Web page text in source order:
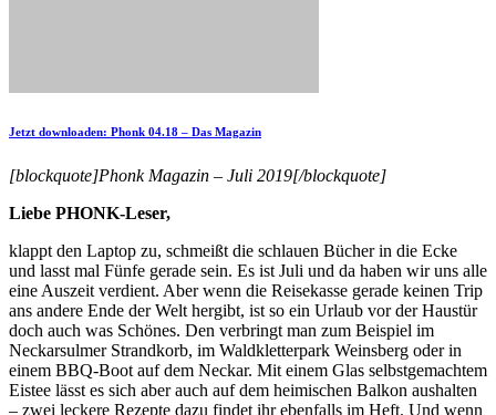
Jetzt downloaden: Phonk 04.18 – Das Magazin
[blockquote]Phonk Magazin – Juli 2019[/blockquote]
Liebe PHONK-Leser,
klappt den Laptop zu, schmeißt die schlauen Bücher in die Ecke
und lasst mal Fünfe gerade sein. Es ist Juli und da haben wir uns alle
eine Auszeit verdient. Aber wenn die Reisekasse gerade keinen Trip
ans andere Ende der Welt hergibt, ist so ein Urlaub vor der Haustür
doch auch was Schönes. Den verbringt man zum Beispiel im
Neckarsulmer Strandkorb, im Waldkletterpark Weinsberg oder in
einem BBQ-Boot auf dem Neckar. Mit einem Glas selbstgemachtem
Eistee lässt es sich aber auch auf dem heimischen Balkon aushalten
– zwei leckere Rezepte dazu findet ihr ebenfalls im Heft. Und wenn